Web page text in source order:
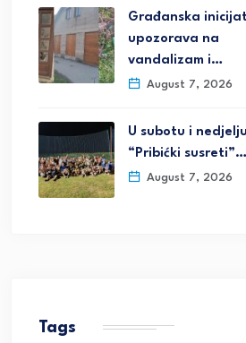
Građanska
upozorava na
vandalizam i…
August 7, 2026
U subotu i nedjelju
“Pribićki susreti”…
August 7, 2026
Tags